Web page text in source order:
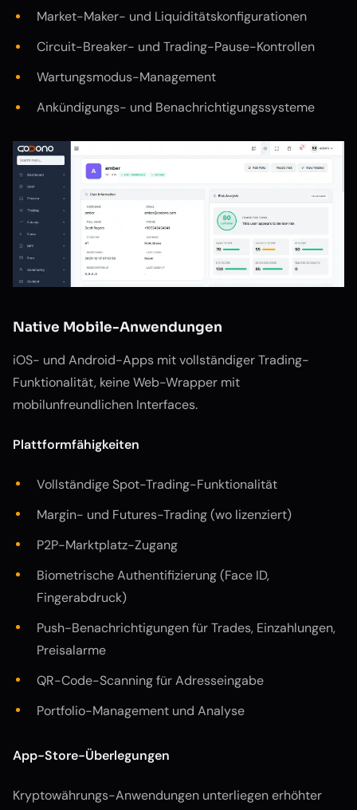
Market-Maker- und Liquiditätskonfigurationen
Circuit-Breaker- und Trading-Pause-Kontrollen
Wartungsmodus-Management
Ankündigungs- und Benachrichtigungssysteme
Native Mobile-Anwendungen
iOS- und Android-Apps mit vollständiger Trading-
Funktionalität, keine Web-Wrapper mit
mobilunfreundlichen Interfaces.
Plattformfähigkeiten
Vollständige Spot-Trading-Funktionalität
Margin- und Futures-Trading (wo lizenziert)
P2P-Marktplatz-Zugang
Biometrische Authentifizierung (Face ID,
Fingerabdruck)
Push-Benachrichtigungen für Trades, Einzahlungen,
Preisalarme
QR-Code-Scanning für Adresseingabe
Portfolio-Management und Analyse
App-Store-Überlegungen
Kryptowährungs-Anwendungen unterliegen erhöhter